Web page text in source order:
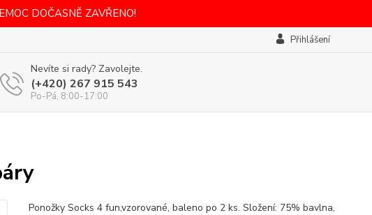
DOČASNĚ ZAVŘENO!
Přihlášení
Nevíte si rady? Zavolejte.
(+420) 267 915 543
Po-Pá, 8:00-17:00
Ponožky Socks 4 fun,vzorované, baleno po 2 ks. Složení: 75% bavlna,